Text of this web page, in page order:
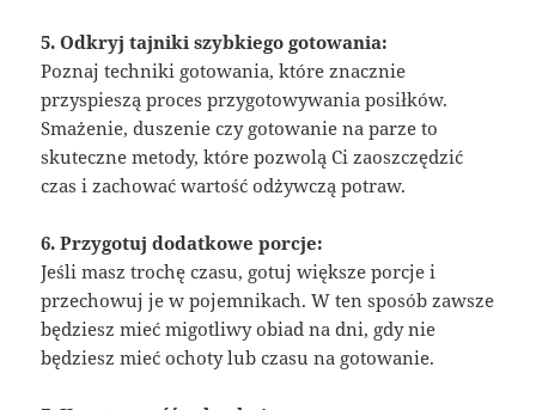
5. Odkryj tajniki szybkiego gotowania:
Poznaj techniki gotowania, które znacznie
przyspieszą proces przygotowywania posiłków.
Smażenie, duszenie czy gotowanie na parze to
skuteczne metody, które pozwolą Ci zaoszczędzić
czas i zachować wartość odżywczą potraw.
6. Przygotuj dodatkowe porcje:
Jeśli masz trochę czasu, gotuj większe porcje i
przechowuj je w pojemnikach. W ten sposób zawsze
będziesz mieć migotliwy obiad na dni, gdy nie
będziesz mieć ochoty lub czasu na gotowanie.